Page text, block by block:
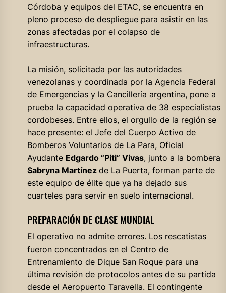
Córdoba y equipos del ETAC, se encuentra en
pleno proceso de despliegue para asistir en las
zonas afectadas por el colapso de
infraestructuras.
La misión, solicitada por las autoridades
venezolanas y coordinada por la Agencia Federal
de Emergencias y la Cancillería argentina, pone a
prueba la capacidad operativa de 38 especialistas
cordobeses. Entre ellos, el orgullo de la región se
hace presente: el Jefe del Cuerpo Activo de
Bomberos Voluntarios de La Para, Oficial
Ayudante Edgardo “Piti” Vivas, junto a la bombera
Sabryna Martínez de La Puerta, forman parte de
este equipo de élite que ya ha dejado sus
cuarteles para servir en suelo internacional.
PREPARACIÓN DE CLASE MUNDIAL
El operativo no admite errores. Los rescatistas
fueron concentrados en el Centro de
Entrenamiento de Dique San Roque para una
última revisión de protocolos antes de su partida
desde el Aeropuerto Taravella. El contingente